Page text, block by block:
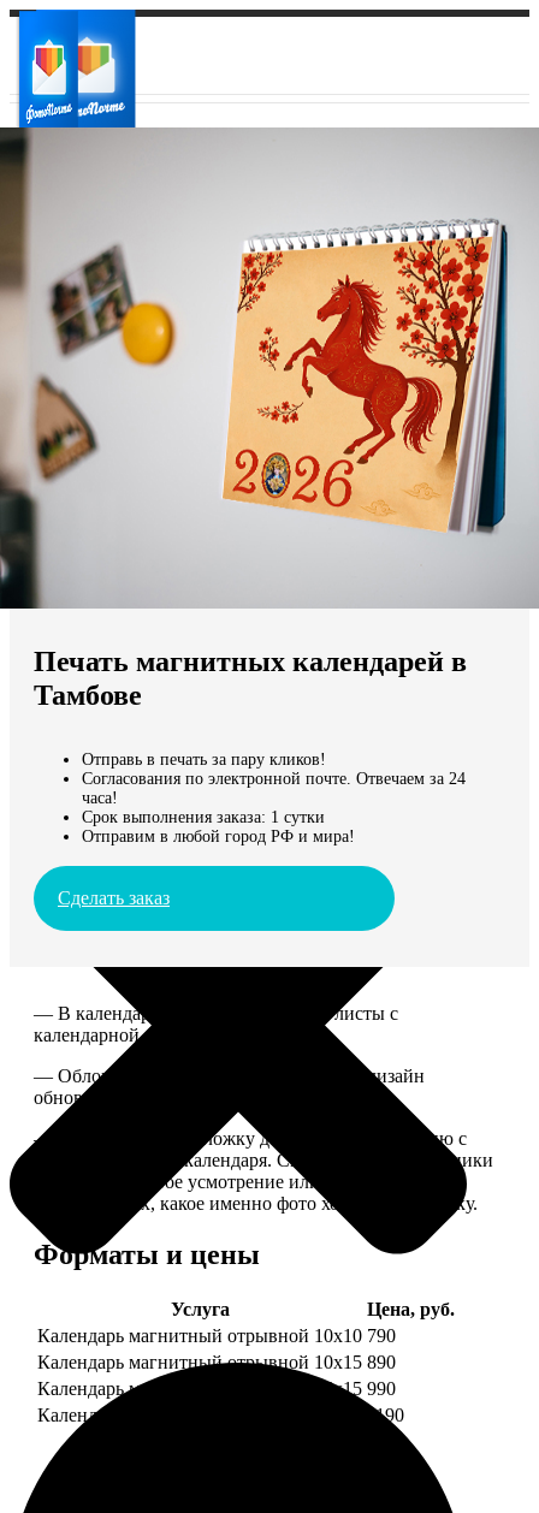
Ваш регион доставки
Выберите из списка:
Мы доставляем по всему миру
Продолжить без города
Печать магнитных календарей в
Тамбове
Отправь в печать за пару кликов!
Согласования по электронной почте. Отвечаем за 24
часа!
Срок выполнения заказа: 1 сутки
Отправим в любой город РФ и мира!
Сделать заказ
— В календаре 13 листов: обложка+листы с
календарной сеткой.
— Обложка для календаря стандартная, дизайн
обновляем каждый год.
— В кружочек на обложку добавляем фотографию с
одной из страниц календаря. Снимок наши сотрудники
выбирают на свое усмотрение или пишите в
комментариях, какое именно фото хотите на обложку.
Форматы и цены
Услуга
Цена, руб.
Календарь магнитный отрывной 10x10 790
Календарь магнитный отрывной 10x15 890
Календарь магнитный отрывной 15x15 990
Календарь магнитный отрывной 15x20
1190